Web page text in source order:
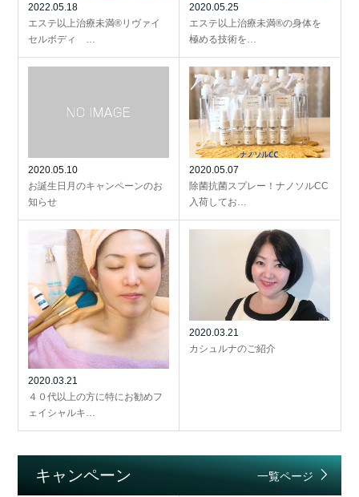
2022.05.18
エステ以上治療未満®リヴァイ
セルボディ …
2020.05.25
エステ以上治療未満®の身体を
極める技術を…
2020.05.10
お誕生日月のキャンペーンのお
知らせ
2020.05.07
除菌抗菌スプレー！ナノソルCC
入荷してお…
2020.03.21
４０代以上の方に特にお勧めフ
ェイシャルキ…
2020.03.21
カシュルナのご紹介
キャンペーン 一覧ページ